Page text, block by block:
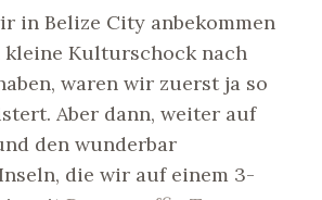
in Belize City anbekommen
kleine Kulturschock nach
waren wir zuerst ja so
Aber dann, weiter auf
den wunderbar
die wir auf einem 3-